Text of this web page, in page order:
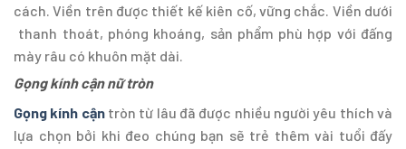
cách. Viền trên được thiết kế kiên cố, vững chắc. Viền dưới
thanh thoát, phóng khoáng, sản phẩm phù hợp với đấng
mày râu có khuôn mặt dài.
Gọng kính cận nữ tròn
Gọng kính cậntròn từ lâu đã được nhiều người yêu thích và
lựa chọn bởi khi đeo chúng bạn sẽ trẻ thêm vài tuổi đấy